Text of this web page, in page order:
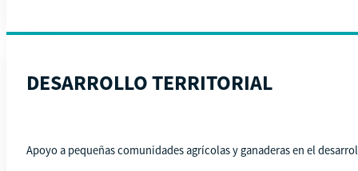
DESARROLLO TERRITORIAL
Apoyo a pequeñas comunidades agrícolas y ganaderas en el